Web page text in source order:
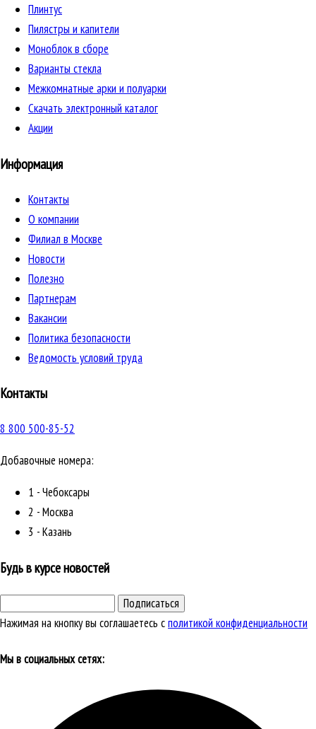
Плинтус
Пилястры и капители
Моноблок в сборе
Варианты стекла
Межкомнатные арки и полуарки
Скачать электронный каталог
Акции
Информация
Контакты
О компании
Филиал в Москве
Новости
Полезно
Партнерам
Вакансии
Политика безопасности
Ведомость условий труда
Контакты
8 800 500-85-52
Добавочные номера:
1 - Чебоксары
2 - Москва
3 - Казань
Будь в курсе новостей
Подписаться
Нажимая на кнопку вы соглашаетесь сполитикой конфиденциальности
Мы в социальных сетях: